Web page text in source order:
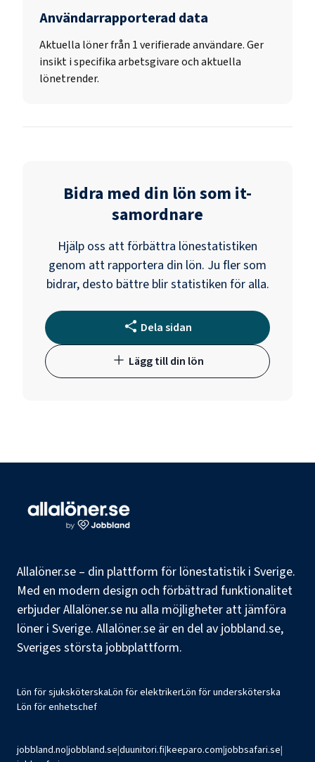
Användarrapporterad data
Aktuella löner från 1 verifierade användare. Ger
insikt i specifika arbetsgivare och aktuella
lönetrender.
Bidra med din lön som it-
samordnare
Hjälp oss att förbättra lönestatistiken
genom att rapportera din lön. Ju fler som
bidrar, desto bättre blir statistiken för alla.
Dela sidan
Lägg till din lön
Allalöner.se – din plattform för lönestatistik i Sverige.
Med en modern design och förbättrad funktionalitet
erbjuder Allalöner.se nu alla möjligheter att jämföra
löner i Sverige. Allalöner.se är en del av jobbland.se,
Sveriges största jobbplattform.
Lön för sjuksköterskaLön för elektrikerLön för undersköterska
Lön för enhetschef
jobbland.no|jobbland.se|duunitori.fi|keeparo.com|jobbsafari.se|